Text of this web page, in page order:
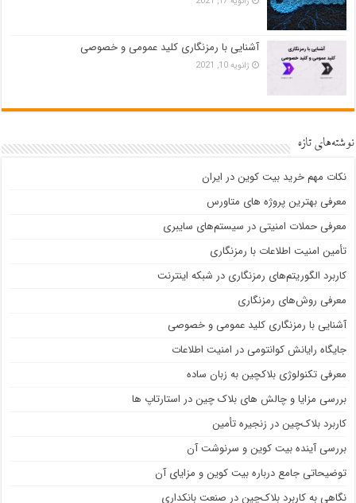
آشنایی با رمزنگاری کلید عمومی و خصوصی
ژانویه 10, 2021
نوشته‌های تازه
نکات مهم خرید بیت کوین در ایران
معرفی بهترین پروژه های متاورس
معرفی حملات امنیتی در سیستم‌های سایبری
تأمین امنیت اطلاعات با رمزنگاری
کاربرد الگوریتم‌های رمزنگاری در شبکه اینترنت
معرفی روش‌های رمزنگاری
آشنایی با رمزنگاری کلید عمومی و خصوصی
جایگاه رایانش کوانتومی در امنیت اطلاعات
معرفی تکنولوژی بلاک‎چین به زبان ساده
بررسی مزایا و چالش های بلاک چین در استارتاپ ها
کاربرد بلاک‌چین در زنجیره تأمین
بررسی آینده بیت کوین و سرنوشت آن
توضیحاتی جامع درباره بیت کوین و مزایای آن
نگاهی به کاربرد بلاک‌چین در صنعت بانکداری